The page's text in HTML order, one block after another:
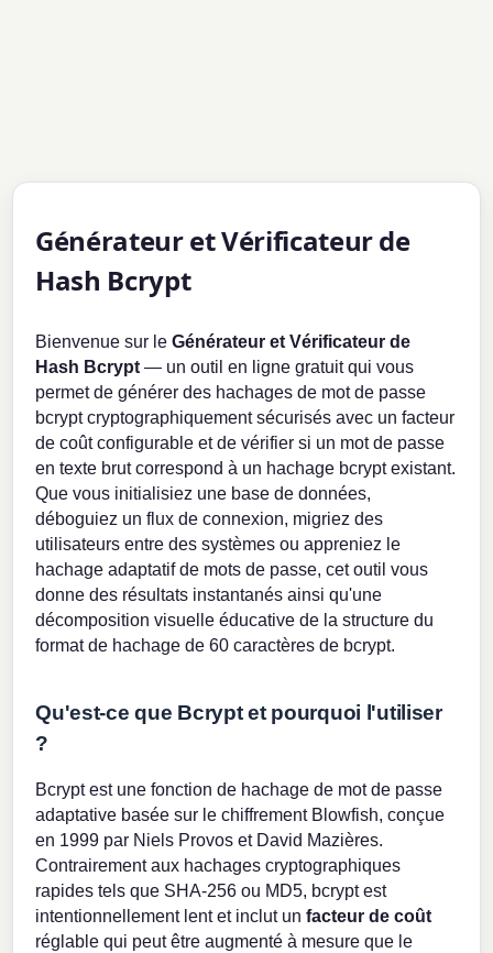
Générateur et Vérificateur de
Hash Bcrypt
Bienvenue sur leGénérateur et Vérificateur de
Hash Bcrypt — un outil en ligne gratuit qui vous
permet de générer des hachages de mot de passe
bcrypt cryptographiquement sécurisés avec un facteur
de coût configurable et de vérifier si un mot de passe
en texte brut correspond à un hachage bcrypt existant.
Que vous initialisiez une base de données,
déboguiez un flux de connexion, migriez des
utilisateurs entre des systèmes ou appreniez le
hachage adaptatif de mots de passe, cet outil vous
donne des résultats instantanés ainsi qu'une
décomposition visuelle éducative de la structure du
format de hachage de 60 caractères de bcrypt.
Qu'est-ce que Bcrypt et pourquoi l'utiliser
?
Bcrypt est une fonction de hachage de mot de passe
adaptative basée sur le chiffrement Blowfish, conçue
en 1999 par Niels Provos et David Mazières.
Contrairement aux hachages cryptographiques
rapides tels que SHA-256 ou MD5, bcrypt est
intentionnellement lent et inclut unfacteur de coût
réglable qui peut être augmenté à mesure que le